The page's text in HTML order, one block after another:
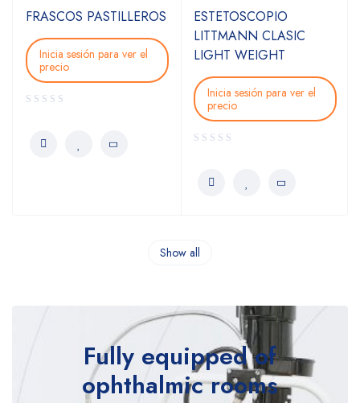
FRASCOS PASTILLEROS
Inicia sesión para ver el
precio
ESTETOSCOPIO
LITTMANN CLASIC
LIGHT WEIGHT
Inicia sesión para ver el
precio
Show all
Fully equippedof
ophthalmic rooms